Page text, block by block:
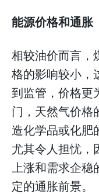
能源价格和通胀
相较油价而言，
格的影响较小，
到监管，价格更
门，天然气价格
造化学品或化肥
尤其令人担忧，
上涨和需求企稳
定的通胀前景。